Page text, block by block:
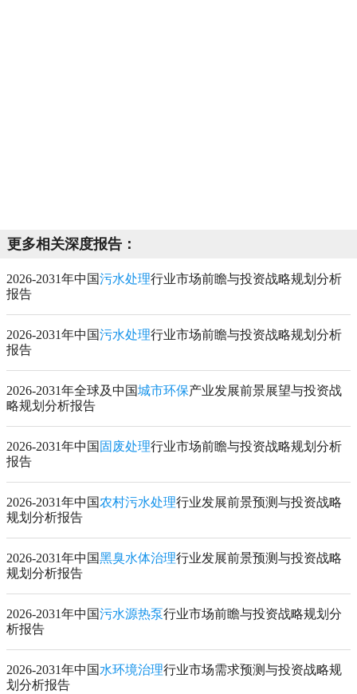
更多相关深度报告：
2026-2031年中国污水处理行业市场前瞻与投资战略规划分析
报告
2026-2031年中国污水处理行业市场前瞻与投资战略规划分析
报告
2026-2031年全球及中国城市环保产业发展前景展望与投资战
略规划分析报告
2026-2031年中国 固废处理行业市场前瞻与投资战略规划分析
报告
2026-2031年中国农村污水处理行业发展前景预测与投资战略
规划分析报告
2026-2031年中国黑臭水体治理行业发展前景预测与投资战略
规划分析报告
2026-2031年中国污水源热泵行业市场前瞻与投资战略规划分
析报告
2026-2031年中国 水环境治理行业市场需求预测与投资战略规
划分析报告